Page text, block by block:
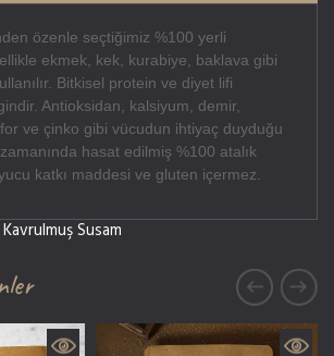
özenle seçtiğimiz %100 yerli
ekmek, kek, kurabiye, baklava gibi
Bitkisel protein ve diyet lifi
Antioksidan, kalsiyum, demir,
ve çinko gibi vücudun ihtiyaç duyduğu
hasat edilmiş %100 atalık
katkı maddesi ve gluten içermez.
Susam